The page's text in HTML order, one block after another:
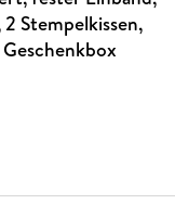
Stempelkissen,